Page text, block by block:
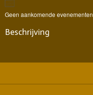
Geen aankomende evenementen
Beschrijving